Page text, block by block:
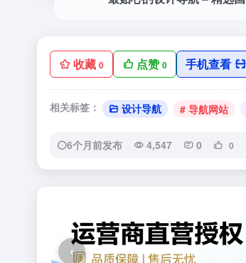
收藏 0 点赞0 手机查看
相关标签： 设计导航 # 导航网站
6个月前发布 4,547 0 0
‹